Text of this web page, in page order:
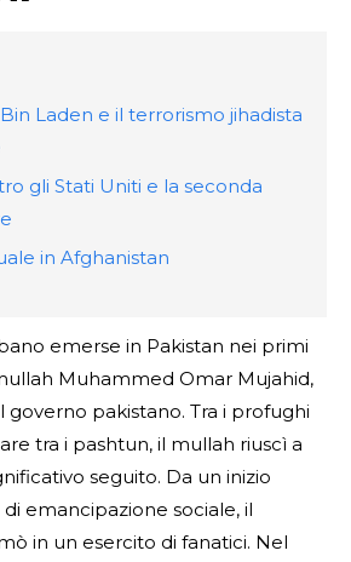
Laden e il terrorismo jihadista
gli Stati Uniti e la seconda
in Afghanistan
emerse in Pakistan nei primi
Muhammed Omar Mujahid,
governo pakistano. Tra i profughi
tra i pashtun, il mullah riuscì a
seguito. Da un inizio
emancipazione sociale, il
in un esercito di fanatici. Nel